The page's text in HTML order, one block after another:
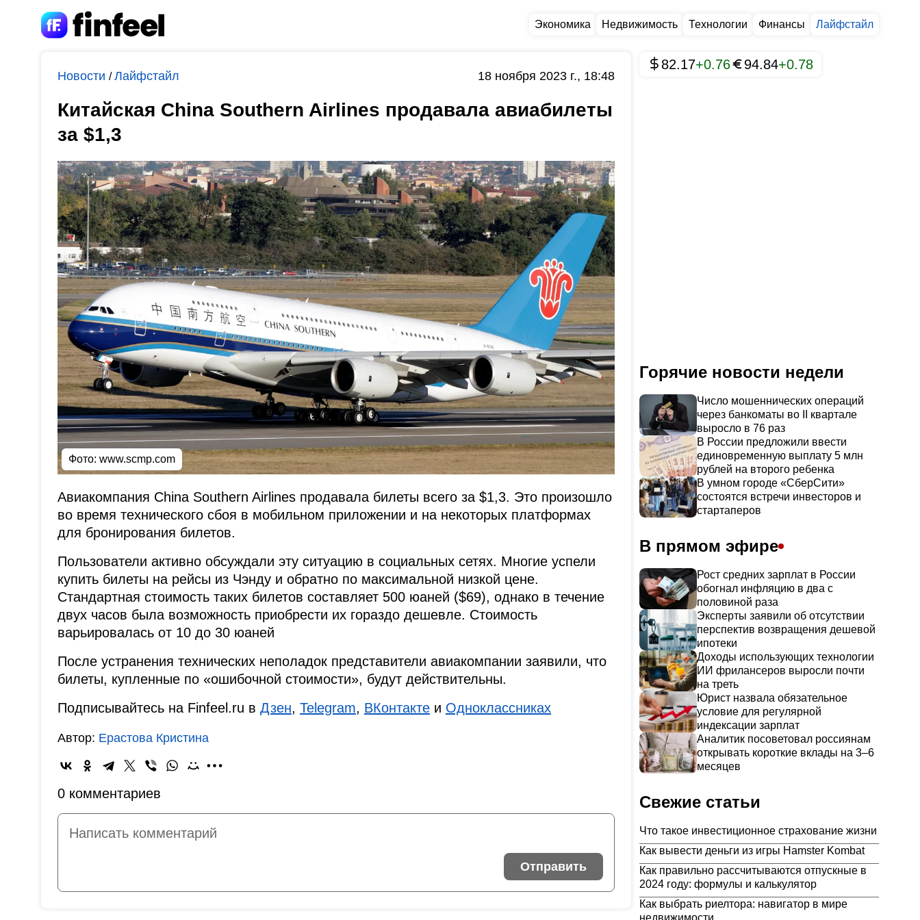
Экономика Недвижимость Технологии Финансы Лайфстайл
Новости /Лайфстайл 18 ноября 2023 г., 18:48
Китайская China Southern Airlines продавала авиабилеты
за $1,3
Фото: www.scmp.com
Авиакомпания China Southern Airlines продавала билеты всего за $1,3. Это произошло
во время технического сбоя в мобильном приложении и на некоторых платформах
для бронирования билетов.
Пользователи активно обсуждали эту ситуацию в социальных сетях. Многие успели
купить билеты на рейсы из Чэнду и обратно по максимальной низкой цене.
Стандартная стоимость таких билетов составляет 500 юаней ($69), однако в течение
двух часов была возможность приобрести их гораздо дешевле. Стоимость
варьировалась от 10 до 30 юаней
После устранения технических неполадок представители авиакомпании заявили, что
билеты, купленные по «ошибочной стоимости», будут действительны.
Подписывайтесь на Finfeel.ru в Дзен, Telegram, ВКонтакте и Одноклассниках
Автор: Ерастова Кристина
0 комментариев
Отправить
82.17+0.76 94.84+0.78
Горячие новости недели
Число мошеннических операций
через банкоматы во II квартале
выросло в 76 раз
В России предложили ввести
единовременную выплату 5 млн
рублей на второго ребенка
В умном городе «СберСити»
состоятся встречи инвесторов и
стартаперов
В прямом эфире
Рост средних зарплат в России
обогнал инфляцию в два с
половиной раза
Эксперты заявили об отсутствии
перспектив возвращения дешевой
ипотеки
Доходы использующих технологии
ИИ фрилансеров выросли почти
на треть
Юрист назвала обязательное
условие для регулярной
индексации зарплат
Аналитик посоветовал россиянам
открывать короткие вклады на 3–6
месяцев
Свежие статьи
Что такое инвестиционное страхование жизни
Как вывести деньги из игры Hamster Kombat
Как правильно рассчитываются отпускные в
2024 году: формулы и калькулятор
Как выбрать риелтора: навигатор в мире
недвижимости